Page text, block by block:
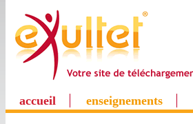
accueil enseignements